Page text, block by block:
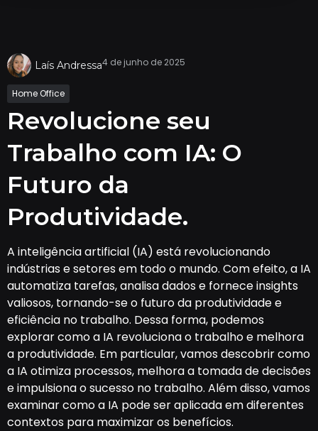
Laís Andressa4 de junho de 2025
Home Office
Revolucione seu
Trabalho com IA: O
Futuro da
Produtividade.
A inteligência artificial (IA) está revolucionando
indústrias e setores em todo o mundo. Com efeito, a IA
automatiza tarefas, analisa dados e fornece insights
valiosos, tornando-se o futuro da produtividade e
eficiência no trabalho. Dessa forma, podemos
explorar como a IA revoluciona o trabalho e melhora
a produtividade. Em particular, vamos descobrir como
a IA otimiza processos, melhora a tomada de decisões
e impulsiona o sucesso no trabalho. Além disso, vamos
examinar como a IA pode ser aplicada em diferentes
contextos para maximizar os benefícios.